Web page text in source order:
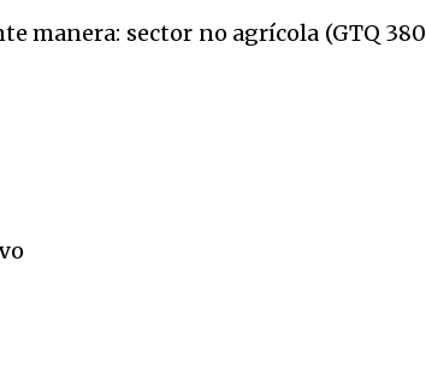
manera: sector no agrícola (GTQ